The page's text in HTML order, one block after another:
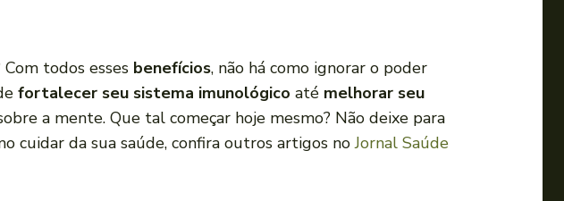
Com todos esses benefícios, não há como ignorar o poder
fortalecer seu sistema imunológico até melhorar seu
a mente. Que tal começar hoje mesmo? Não deixe para
cuidar da sua saúde, confira outros artigos noJornal Saúde